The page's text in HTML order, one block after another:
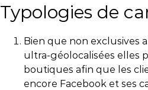
Typologies de
Bien que non exclusives
ultra-géolocalisées elles
boutiques afin que les
encore Facebook et ses